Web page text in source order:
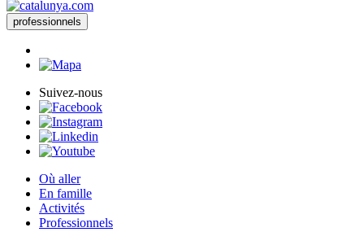
professionnels
Suivez-nous
Où aller
En famille
Activités
Professionnels